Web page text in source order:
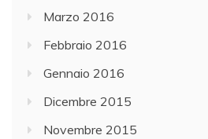
Marzo 2016
Febbraio 2016
Gennaio 2016
Dicembre 2015
Novembre 2015